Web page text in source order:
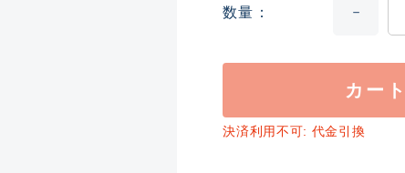
数量
カー
決済利用不可: 代金引換